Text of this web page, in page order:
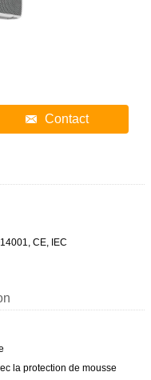
Contact
CE, IEC
la protection de mousse